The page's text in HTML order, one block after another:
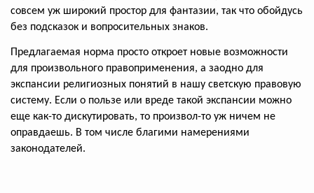
совсем уж широкий простор для фантазии, так что обойдусь
без подсказок и вопросительных знаков.
Предлагаемая норма просто откроет новые возможности
для произвольного правоприменения, а заодно для
экспансии религиозных понятий в нашу светскую правовую
систему. Если о пользе или вреде такой экспансии можно
еще как-то дискутировать, то произвол-то уж ничем не
оправдаешь. В том числе благими намерениями
законодателей.